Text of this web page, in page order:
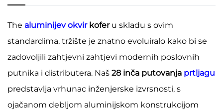
The aluminijev okvir kofer u skladu s ovim
standardima, tržište je znatno evoluiralo kako bi se
zadovoljili zahtjevni zahtjevi modernih poslovnih
putnika i distributera. Naš 28 inča putovanja prtljagu
predstavlja vrhunac inženjerske izvrsnosti, s
ojačanom debljom aluminijskom konstrukcijom